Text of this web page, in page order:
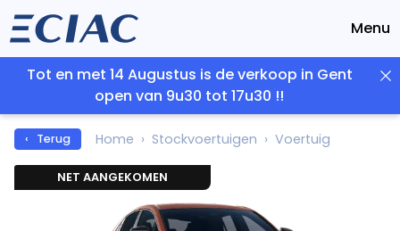
Menu
Tot en met 14 Augustus is de verkoop in Gent
open van 9u30 tot 17u30 !!
‹ Terug Home Stockvoertuigen Voertuig
NET AANGEKOMEN